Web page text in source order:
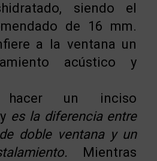
siendo el
de 16 mm.
a la ventana un
acústico y
hacer un inciso
es la diferencia entre
doble ventana y un
Mientras